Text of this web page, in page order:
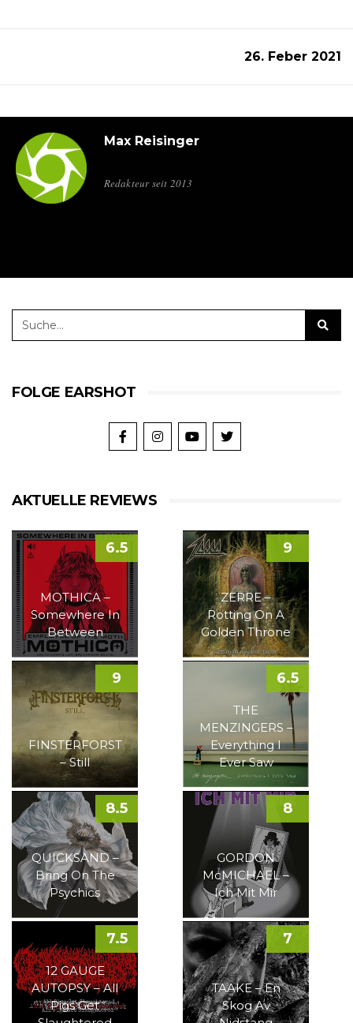
26. Feber 2021
Max Reisinger
Redakteur seit 2013
FOLGE EARSHOT
AKTUELLE REVIEWS
MOTHICA –
Somewhere In
Between
6.5
ZERRE –
Rotting On A
Golden Throne
9
FINSTERFORST
– Still
9
THE
MENZINGERS –
Everything I
Ever Saw
6.5
QUICKSAND –
Bring On The
Psychics
8.5
GORDON
McMICHAEL –
Ich Mit Mir
8
12 GAUGE
AUTOPSY – All
Pigs Get
7.5
TAAKE – En
Skog Av
7